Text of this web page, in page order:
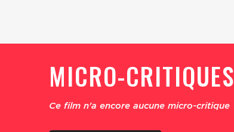
MICRO-CRITIQUES
Ce film n'a encore aucune micro-critique